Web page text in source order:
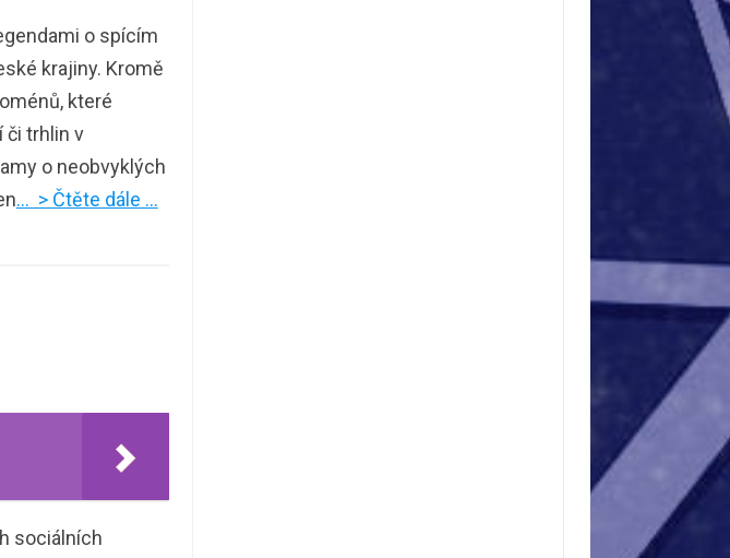
o spícím
krajiny. Kromě
které
či trhlin v
o neobvyklých
… > Čtěte dále …
sociálních